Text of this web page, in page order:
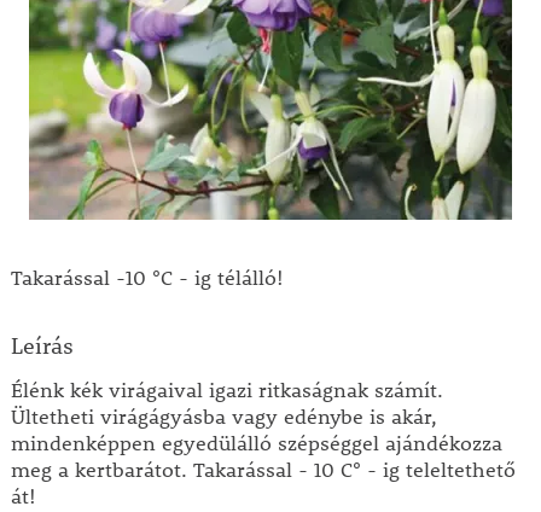
Takarással -10 °C - ig télálló!
Leírás
Élénk kék virágaival igazi ritkaságnak számít.
Ültetheti virágágyásba vagy edénybe is akár,
mindenképpen egyedülálló szépséggel ajándékozza
meg a kertbarátot. Takarással - 10 C° - ig teleltethető
át!